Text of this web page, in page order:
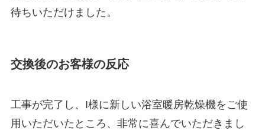
待ちいただけました。
交換後のお客様の反応
工事が完了し、I様に新しい浴室暖房乾燥機をご使
用いただいたところ、非常に喜んでいただきまし